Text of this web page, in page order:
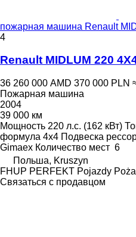
пожарная машина Renault
4
Renault MIDLUM 220
36 260 000 AMD 370 000 PLN
Пожарная машина
2004
39 000 км
Мощность 220 л.с. (162 кВт)
формула 4x4 Подвеска
Gimaex Количество мест 6
Польша, Kruszyn
FHUP PERFEKT Pojazdy
Связаться с продавцом